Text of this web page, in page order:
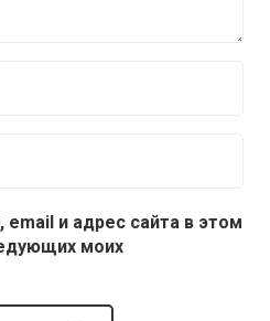
и адрес сайта в этом
моих